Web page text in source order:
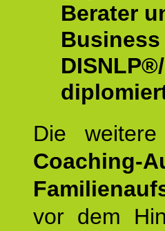
Berater
Die
Coaching-
vor dem